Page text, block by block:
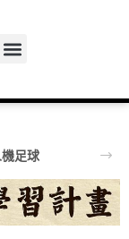
足球